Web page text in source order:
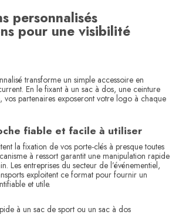
personnalisés
pour une visibilité
transforme un simple accessoire en
En le fixant à un sac à dos, une ceinture
vos partenaires exposeront votre logo à chaque
fiable et facile à utiliser
la fixation de vos porte-clés à presque toutes
à ressort garantit une manipulation rapide
Les entreprises du secteur de l’événementiel,
exploitent ce format pour fournir un
et utile.
à un sac de sport ou un sac à dos